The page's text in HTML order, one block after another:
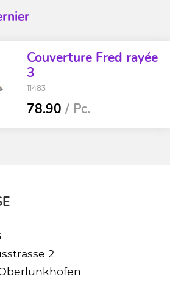
Couverture Fred rayée
3
11483
78.90 / Pc.
2